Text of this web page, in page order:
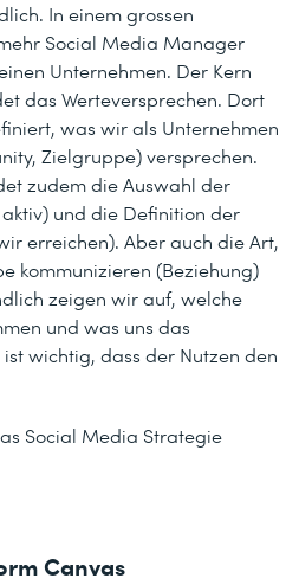
In einem grossen
Social Media Manager
Unternehmen. Der Kern
das Werteversprechen. Dort
was wir als Unternehmen
Zielgruppe) versprechen.
zudem die Auswahl der
und die Definition der
erreichen). Aber auch die Art,
kommunizieren (Beziehung)
zeigen wir auf, welche
und was uns das
wichtig, dass der Nutzen den
Canvas